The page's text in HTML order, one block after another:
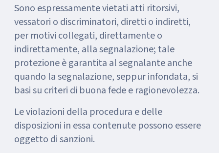
Sono espressamente vietati atti ritorsivi,
vessatori o discriminatori, diretti o indiretti,
per motivi collegati, direttamente o
indirettamente, alla segnalazione; tale
protezione è garantita al segnalante anche
quando la segnalazione, seppur infondata, si
basi su criteri di buona fede e ragionevolezza.
Le violazioni della procedura e delle
disposizioni in essa contenute possono essere
oggetto di sanzioni.